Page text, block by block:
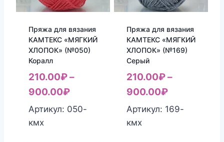
Пряжа для вязания
КАМТЕКС «МЯГКИЙ
ХЛОПОК» (№050)
Коралл
210.00₽–
900.00₽
Артикул: 050-
кмх
Пряжа для вязания
КАМТЕКС «МЯГКИЙ
ХЛОПОК» (№169)
Серый
210.00₽–
900.00₽
Артикул: 169-
кмх